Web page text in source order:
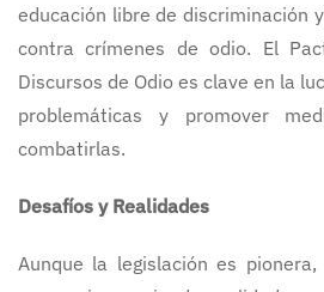
educación libre de discriminación
contra crímenes de odio. El
Discursos de Odio es clave en la
problemáticas y promover
combatirlas.
Desafíos y Realidades
Aunque la legislación es